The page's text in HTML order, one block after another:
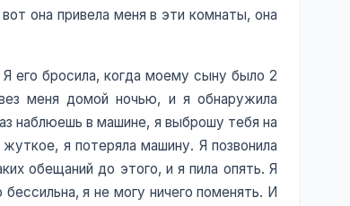
она привела меня в эти комнаты, она
его бросила, когда моему сыну было 2
меня домой ночью, и я обнаружила
наблюешь в машине, я выброшу тебя на
я потеряла машину. Я позвонила
обещаний до этого, и я пила опять. Я
я не могу ничего поменять. И